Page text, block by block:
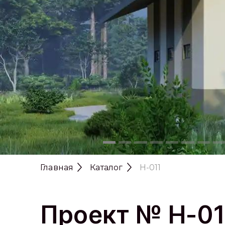
Главная Каталог H-011
Проект № H-